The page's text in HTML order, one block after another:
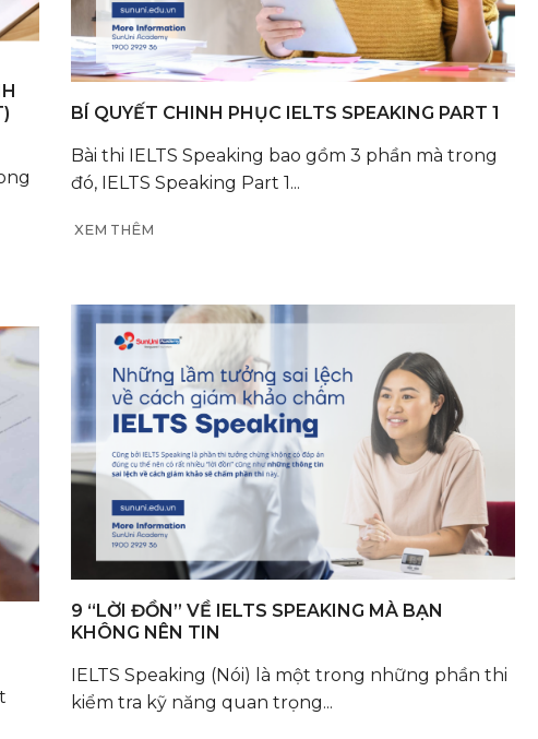
BÍ QUYẾT CHINH PHỤC IELTS SPEAKING PART 1
Bài thi IELTS Speaking bao gồm 3 phần mà trong
đó, IELTS Speaking Part 1...
XEM THÊM
9 “LỜI ĐỒN” VỀ IELTS SPEAKING MÀ BẠN
KHÔNG NÊN TIN
IELTS Speaking (Nói) là một trong những phần thi
kiểm tra kỹ năng quan trọng...